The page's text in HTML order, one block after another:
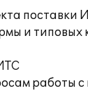
поставки
и
работы